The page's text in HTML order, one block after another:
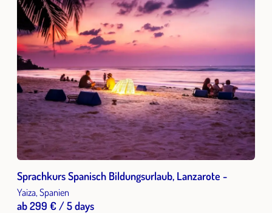
Sprachkurs Spanisch Bildungsurlaub, Lanzarote -
Yaiza, Spanien
ab 299 € / 5 days